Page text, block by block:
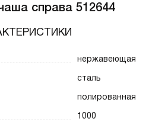
справа 512644
нержавеющая
сталь
полированная
1000